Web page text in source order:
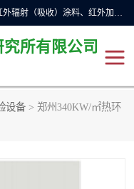
许昌市红外技术研究所有限公司主要产品有：红外辐射（吸收）涂料、红外加热元件、红外辐射加热模块（板）、红外辐射加热炉（箱）、快速红外辐射加热器、系列高端红外加热实验设备、系列红外加热控制器等。
所有限公司
设备 > 郑州340KW/㎡热环
辐射加热器